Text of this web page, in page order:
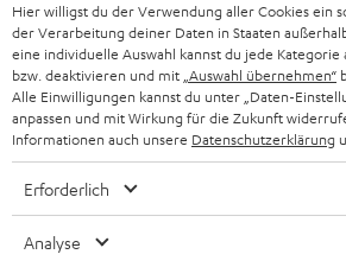
BLUETOOTH-LAUTSPRECHER
KOPFHÖRER
BLUETOOTH-KOPFHÖRER
PARTNERPROGRAMM
BLOG
NEWSLETTER
STORES
DEINE VORTEILE BEI TEUFEL
SCHWEIZ
NIEDERLANDE
BELGIEN
FRANKREICH
Hier willigst du der Verwendung aller Cookies ein
der Verarbeitung deiner Daten in Staaten
eine individuelle Auswahl kannst du jede
bzw. deaktivieren und mit „Auswahl übernehmen“
Alle Einwilligungen kannst du unter „Daten-
anpassen und mit Wirkung für die Zukunft
Informationen auch unsere Datenschutzerklärung
Erforderlich
Analyse